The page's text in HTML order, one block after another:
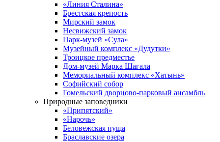
«Линия Сталина»
Брестская крепость
Мирский замок
Несвижский замок
Парк-музей «Сула»
Музейный комплекс «Дудутки»
Троицкое предместье
Дом-музей Марка Шагала
Мемориальный комплекс «Хатынь»
Софийский собор
Гомельский дворцово-парковый ансамбль
Природные заповедники
«Припятский»
«Нарочь»
Беловежская пуща
Браславские озера